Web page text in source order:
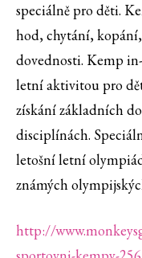
speciálně pro děti.
hod, chytání,
dovednosti. Kemp
letní aktivitou pro
získání základních
disciplínách.
letošní letní
známých
http://